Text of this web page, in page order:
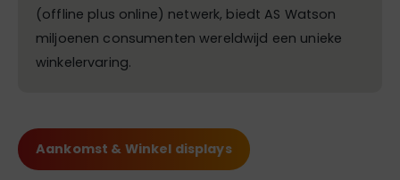
(offline plus online) netwerk, biedt AS Watson
miljoenen consumenten wereldwijd een unieke
winkelervaring.
Aankomst & Winkel displays